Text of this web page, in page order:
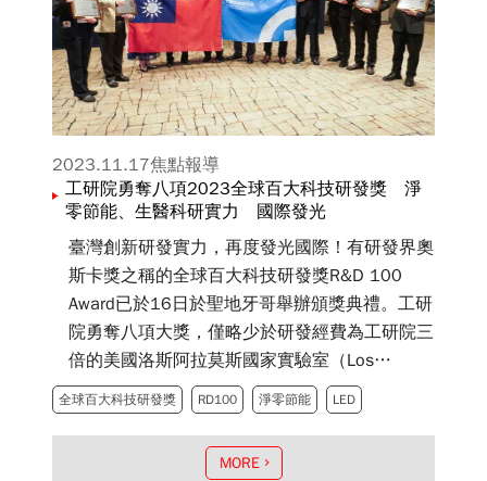
2023.11.17焦點報導
工研院勇奪八項2023全球百大科技研發獎 淨
零節能、生醫科研實力 國際發光
臺灣創新研發實力，再度發光國際！有研發界奧
斯卡獎之稱的全球百大科技研發獎R&D 100
Award已於16日於聖地牙哥舉辦頒獎典禮。工研
院勇奪八項大獎，僅略少於研發經費為工研院三
倍的美國洛斯阿拉莫斯國家實驗室（Los
Alamos National Laboratory），超越麻省理工
林肯實驗室、西門子醫療設備學院、NASA研究
中心、陶氏化學、杜邦、3M等國際領導機構及
大廠。且在「淨零節能技術」、「生技醫藥領
全球百大科技研發獎 RD100 淨零節能 LED
MORE